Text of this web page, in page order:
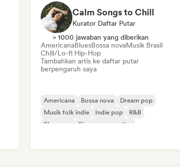
Calm Songs to Chill
Kurator Daftar Putar
> 1000 jawaban yang diberikan
AmericanaBluesBossa novaMusik Brasil
Chill/Lo-fi Hip-Hop
Tambahkan artis ke daftar putar
berpengaruh saya
Americana Bossa nova
Dream pop
Musik folk indie
Indie pop
R&B
Shoegaze
Singer-songwriter